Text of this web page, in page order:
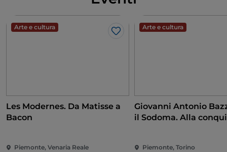
Arte e cultura
Like
Les Modernes. Da Matisse a
Bacon
Piemonte, Venaria Reale
Arte e cultura
Giovanni Antonio
il Sodoma. Alla
Piemonte, Torino